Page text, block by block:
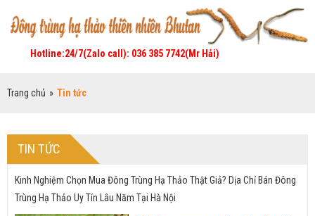
Hotline:24/7(Zalo call): 036 385 7742(Mr Hải)
Trang chủ » Tin tức
TIN TỨC
Kinh Nghiệm Chọn Mua Đông Trùng Hạ Thảo Thật Giả? Dịa Chỉ Bán Đông
Trùng Hạ Thảo Uy Tín Lâu Năm Tại Hà Nội